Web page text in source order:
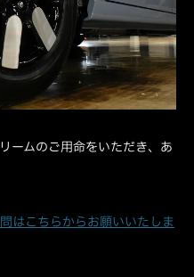
ームのご用命をいただき、あ
はこちらからお願いいたしま